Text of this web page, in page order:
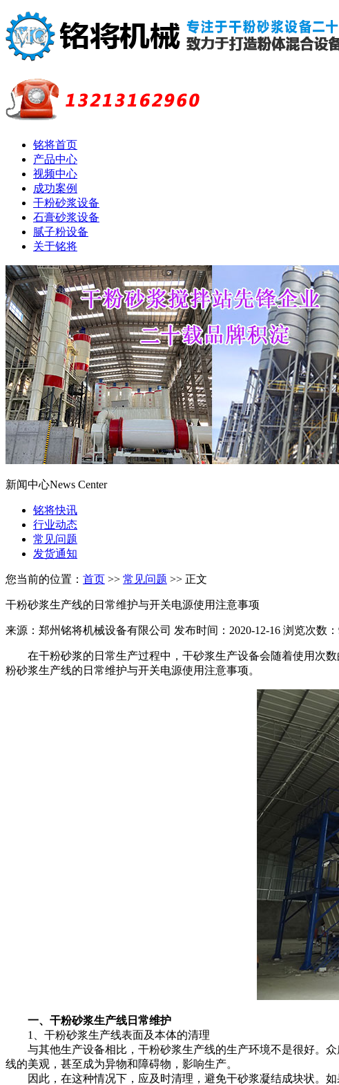
铭将首页
产品中心
视频中心
成功案例
干粉砂浆设备
石膏砂浆设备
腻子粉设备
关于铭将
新闻中心News Center
铭将快讯
行业动态
常见问题
发货通知
您当前的位置： 首页 >> 常见问题 >> 正文
干粉砂浆生产线的日常维护与开关电源使用注意事项
来源：郑州铭将机械设备有限公司 发布时间：2020-12-16 浏览次数：
在干粉砂浆的日常生产过程中，干砂浆生产设备会随着使用次数
粉砂浆生产线的日常维护与开关电源使用注意事项。
一、干粉砂浆生产线日常维护
1、干粉砂浆生产线表面及本体的清理
与其他生产设备相比，干粉砂浆生产线的生产环境不是很好。众
线的美观，甚至成为异物和障碍物，影响生产。
因此，在这种情况下，应及时清理，避免干砂浆凝结成块状。如